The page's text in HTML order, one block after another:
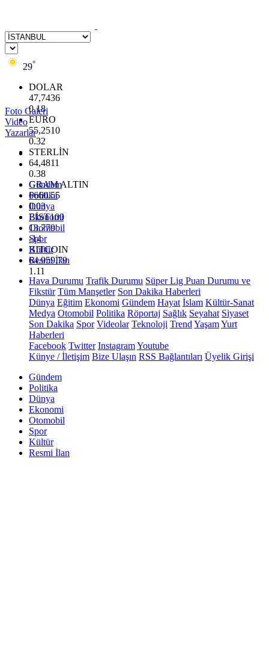
29°
DOLAR
47,7436
0.18
EURO
55,2510
0.32
STERLİN
64,4811
0.38
GRAM ALTIN
6660.55
0.03
BİST100
13.779
-14
BITCOIN
64.959,79
1.11
Foto Galeri
Video
Yazarlar
Gündem
Politika
Dünya
Ekonomi
Otomobil
Spor
Kültür
Resmi İlan
Hava Durumu Trafik Durumu Süper Lig Puan Durumu ve
Fikstür Tüm Manşetler Son Dakika Haberleri
Dünya Eğitim Ekonomi Gündem Hayat İslam Kültür-Sanat
Medya Otomobil Politika Röportaj Sağlık Seyahat Siyaset
Son Dakika Spor Videolar Teknoloji Trend YaşamYurt
Haberleri
Facebook Twitter InstagramYoutube
Künye / İletişim Bize Ulaşın RSS Bağlantıları Üyelik Girişi
Gündem
Politika
Dünya
Ekonomi
Otomobil
Spor
Kültür
Resmi İlan